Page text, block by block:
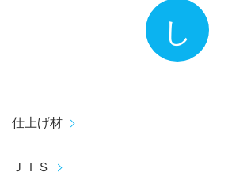
し
仕上げ材
ＪＩＳ